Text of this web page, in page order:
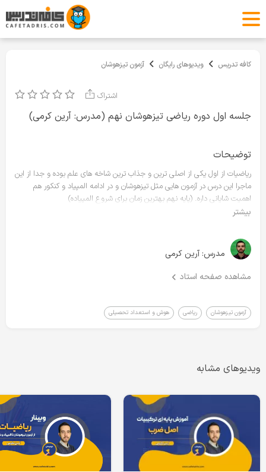
کافه تدریس ویدیوهای رایگان آزمون تیزهوشان
جلسه اول دوره ریاضی تیزهوشان نهم (مدرس: آرین کرمی)
اشتراک
توضیحات
ریاضیات از اول یکی از اصلی ترین و جذاب ترین شاخه های علم بوده و جدا از این
ماجرا این درس در آزمون هایی مثل تیزهوشان و در ادامه المپیاد و کنکور هم
اهمیت شایانی داره. (پایه نهم بهترین زمان برای شروع المپیاده)
برای اینکه جمله ی اولمون رو بهتر توضیح بدیم، ما در این دوره قصد داریم با
آزمون تیزهوشان ، مدارس برتر و نمونه دولتی آماده کنیم و علاوه بر اون پایه
ریاضیات شما رو با نگرشی متفاوت تقویت کنیم که نه تنها موجب موفقیت شما
در آزمون تیزهوشان
بیشتر
مدرس: آرین کرمی
مشاهده صفحه استاد
آزمون تیزهوشان ریاضی هوش و استعداد تحصیلی
ویدیوهای مشابه